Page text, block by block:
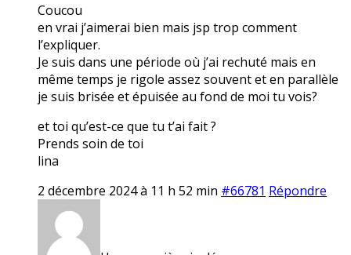
Coucou
en vrai j’aimerai bien mais jsp trop comment
l’expliquer.
Je suis dans une période où j’ai rechuté mais en
même temps je rigole assez souvent et en parallèle
je suis brisée et épuisée au fond de moi tu vois?
et toi qu’est-ce que tu t’ai fait ?
Prends soin de toi
lina
2 décembre 2024 à 11 h 52 min #66781 Répondre